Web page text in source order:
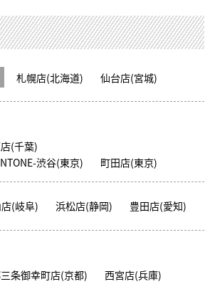
札幌店(北海道) 仙台店(宮城)
(千葉)
渋谷(東京)
町田店(東京)
(岐阜) 浜松店(静岡) 豊田店(愛知)
条御幸町店(京都)
西宮店(兵庫)